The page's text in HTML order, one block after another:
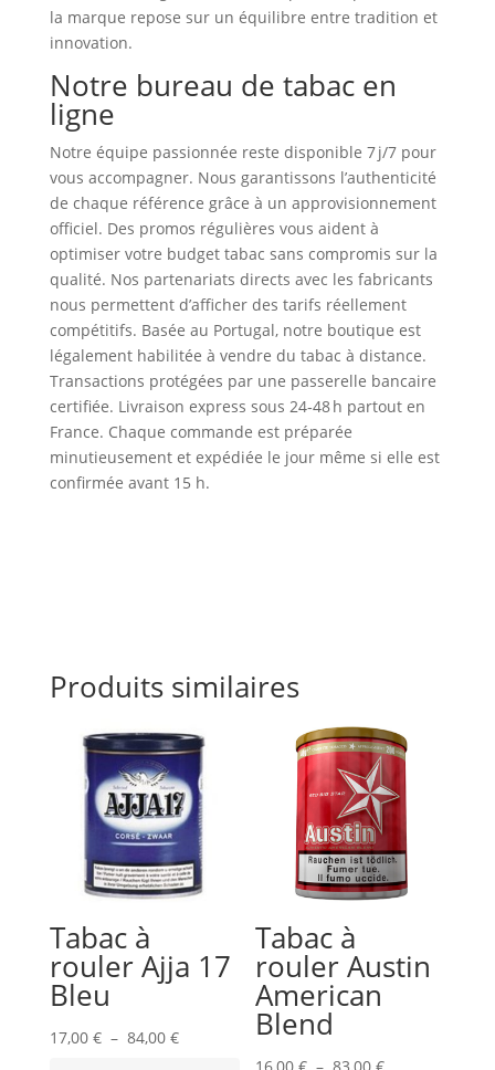
la marque repose sur un équilibre entre tradition et
innovation.
Notre bureau de tabac en
ligne
Notre équipe passionnée reste disponible 7 j/7 pour
vous accompagner. Nous garantissons l’authenticité
de chaque référence grâce à un approvisionnement
officiel. Des promos régulières vous aident à
optimiser votre budget tabac sans compromis sur la
qualité. Nos partenariats directs avec les fabricants
nous permettent d’afficher des tarifs réellement
compétitifs. Basée au Portugal, notre boutique est
légalement habilitée à vendre du tabac à distance.
Transactions protégées par une passerelle bancaire
certifiée. Livraison express sous 24‑48 h partout en
France. Chaque commande est préparée
minutieusement et expédiée le jour même si elle est
confirmée avant 15 h.
Produits similaires
Tabac à
rouler Ajja 17
Bleu
17,00 € – 84,00 €Plage
Tabac à
rouler Austin
American
Blend
Plage